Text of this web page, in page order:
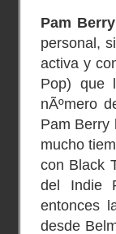
Pam Berry
personal,
activa y
Pop) que
nÃºmero
Pam Berry
mucho
con Black
del Indie
entonces
desde